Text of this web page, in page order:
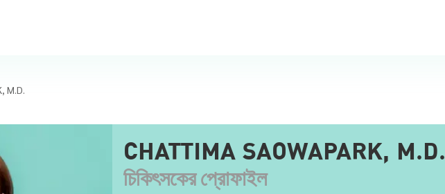
M.D.
CHATTIMA SAOWAPARK, M.D.
চিকিৎসকের প্রোফাইল